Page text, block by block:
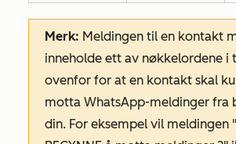
Merk: Meldingen til en kontakt
inneholde ett av nøkkelordene i
ovenfor for at en kontakt skal
motta WhatsApp-meldinger fra
din. For eksempel vil meldingen